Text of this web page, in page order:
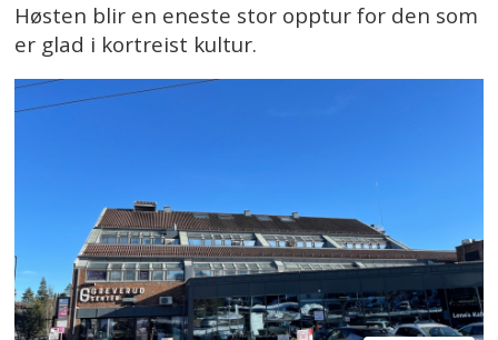
Høsten blir en eneste stor opptur for den som
er glad i kortreist kultur.